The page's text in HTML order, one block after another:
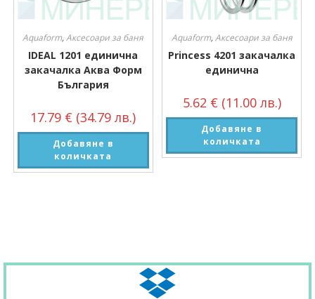
Aquaform,Аксесоари за баня
IDEAL 1201 единична
закачалка Аква Форм
България
17.79 € (34.79 лв.)
Добавяне в
количката
Aquaform,Аксесоари за баня
Princess 4201 закачалка
единична
5.62 € (11.00 лв.)
Добавяне в
количката